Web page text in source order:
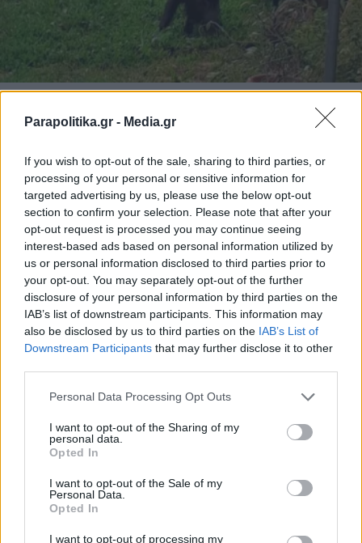
Parapolitika.gr - Media.gr
If you wish to opt-out of the sale, sharing to third parties, or
processing of your personal or sensitive information for
targeted advertising by us, please use the below opt-out
section to confirm your selection. Please note that after your
opt-out request is processed you may continue seeing
interest-based ads based on personal information utilized by
us or personal information disclosed to third parties prior to
your opt-out. You may separately opt-out of the further
disclosure of your personal information by third parties on the
IAB’s list of downstream participants. This information may
also be disclosed by us to third parties on the IAB’s List of
Downstream Participants that may further disclose it to other
Personal Data Processing Opt Outs
I want to opt-out of the Sharing of my
personal data.
Opted In
I want to opt-out of the Sale of my
Personal Data.
Opted In
I want to opt-out of processing my
PARAPOLITIKA NEWSROOM
Θεσσαλονίκη: Αγέλη αγριογούρουνων
εισήλθε σε αυλή κατοικίας (Βίντεο)
Εγγραφή στο newsletter
Αποδέχομαι τους
και την πολιτική απορρήτου